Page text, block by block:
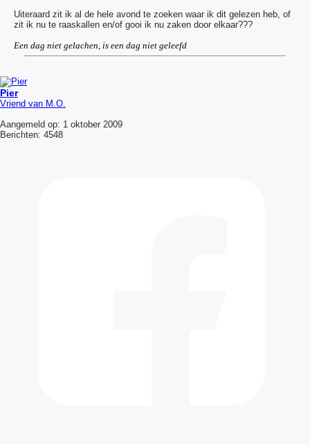
Uiteraard zit ik al de hele avond te zoeken waar ik dit gelezen heb, of
zit ik nu te raaskallen en/of gooi ik nu zaken door elkaar???
Een dag niet gelachen, is een dag niet geleefd
Pier
Vriend van M.O.
Aangemeld op: 1 oktober 2009
Berichten: 4548